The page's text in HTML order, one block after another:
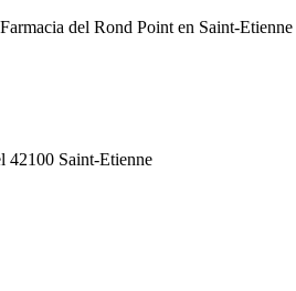
del Rond Point en Saint-Etienne
42100 Saint-Etienne